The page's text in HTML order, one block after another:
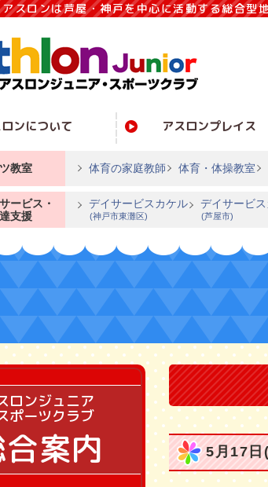
スロンは芦屋・神戸を中心に活動する総合型
ンについて アスロンプレイス
教室 体育の家庭教師 体育・体操教室
ービス・
支援
デイサービスカケル
(神戸市東灘区)
デイサービ
(芦屋市)
5月17日
ロンジュニア
ポーツクラブ
案内